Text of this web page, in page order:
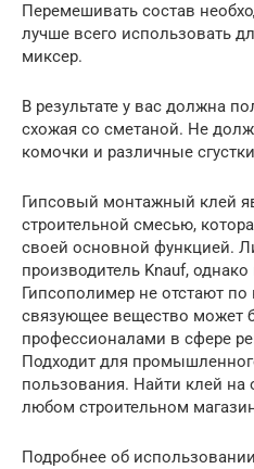
Перемешивать состав
лучше всего использовать
миксер.
В результате у вас должна
схожая со сметаной. Не
комочки и различные
Гипсовый монтажный клей
строительной смесью,
своей основной функцией.
производитель Knauf,
Гипсополимер не отстают по
связующее вещество может
профессионалами в сфере
Подходит для
пользования. Найти клей
любом строительном
Подробнее об